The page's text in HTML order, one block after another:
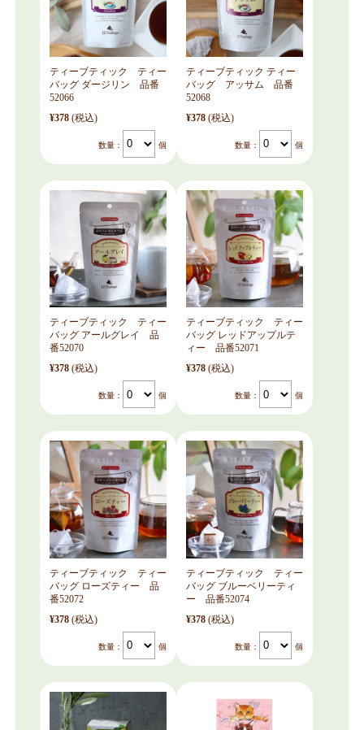
ティーブティック ティー
バッグ ダージリン 品番
52066
¥378 (税込)
数量： 個
ティーブティック ティー
バッグ アッサム 品番
52068
¥378 (税込)
数量： 個
ティーブティック ティー
バッグ アールグレイ 品
番52070
¥378 (税込)
数量： 個
ティーブティック ティー
バッグ レッドアップルテ
ィー 品番52071
¥378 (税込)
数量： 個
ティーブティック ティー
バッグ ローズティー 品
番52072
¥378 (税込)
数量： 個
ティーブティック ティー
バッグ ブルーベリーティ
ー 品番52074
¥378 (税込)
数量： 個